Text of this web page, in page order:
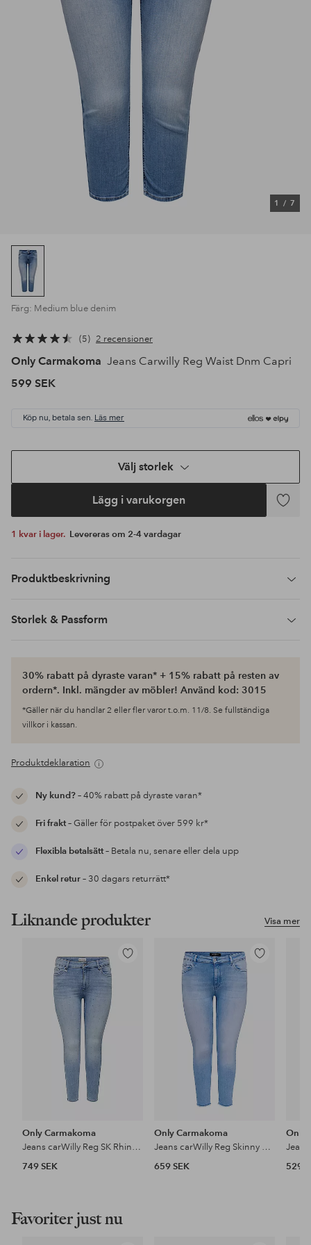
1 / 7
Färg: Medium blue denim
5 2 recensioner
Only Carmakoma Jeans Carwilly Reg Waist Dnm Capri
599 SEK
Köp nu, betala sen. Läs mer
Välj storlek
Lägg i varukorgen
Lägg
1 kvar i lager. Levereras om 2-4 vardagar
Produktbeskrivning
Storlek & Passform
30% rabatt på dyraste varan* + 15% rabatt på resten av
ordern*. Inkl. mängder av möbler! Använd kod: 3015
*Gäller när du handlar 2 eller fler varor t.o.m. 11/8. Se fullständiga
villkor i kassan.
Produktdeklaration
Ny kund?– 40% rabatt på dyraste varan*
Fri frakt– Gäller för postpaket över 599 kr*
Flexibla betalsätt– Betala nu, senare eller dela upp
Enkel retur– 30 dagars returrätt*
Visa mer
Liknande produkter
Lägg
Only Carmakoma
Jeans carWilly Reg SK Rhinst Jns Dnm
749 SEK
Lägg
Only Carmakoma
Jeans carWilly Reg Skinny Ank RW Dnm
659 SEK
Only
529
Favoriter just nu